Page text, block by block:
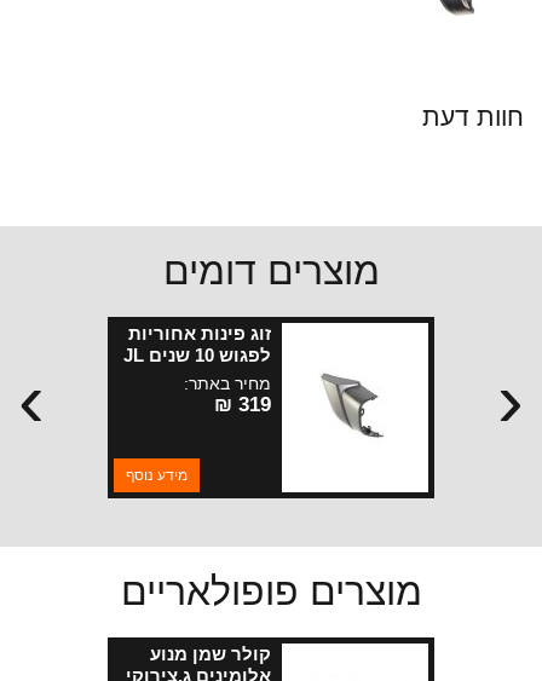
חוות דעת
מוצרים דומים
זוג פינות אחוריות
לפגוש 10 שנים JL
ארוכות
מחיר באתר:
319 ₪
מידע נוסף
› ‹
מוצרים פופולאריים
קולר שמן מנוע
אלומינים ג.צירוקי